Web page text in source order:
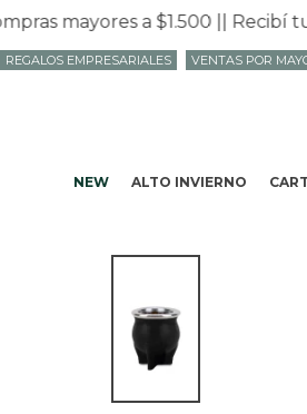
mayores a $1.500 || Recibí tu
NEW ALTO INVIERNO
REGALOS EMPRESARIALES VENTAS POR